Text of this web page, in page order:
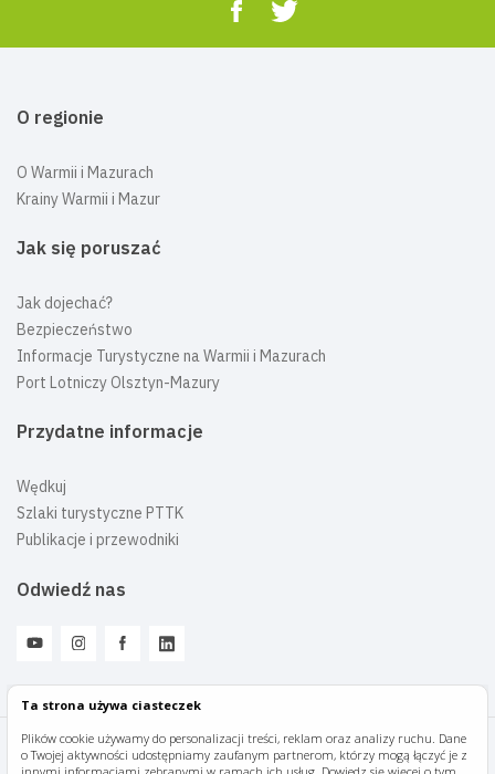
Ta strona używa ciasteczek
Plików cookie używamy do personalizacji treści, reklam oraz analizy ruchu. Dane
o Twojej aktywności udostępniamy zaufanym partnerom, którzy mogą łączyć je z
O regionie
O Warmii i Mazurach
Krainy Warmii i Mazur
Jak się poruszać
Jak dojechać?
Bezpieczeństwo
Informacje Turystyczne na Warmii i Mazurach
Port Lotniczy Olsztyn-Mazury
Przydatne informacje
Wędkuj
Szlaki turystyczne PTTK
Publikacje i przewodniki
Odwiedź nas
Mazury Travel © 2026